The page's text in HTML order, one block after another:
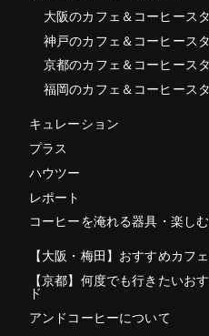
大阪のカフェ＆コーヒース
神戸のカフェ＆コーヒース
京都のカフェ＆コーヒース
福岡のカフェ＆コーヒース
キュレーション
プラス
ハウツー
レポート
コーヒーを淹れる器具・楽し
【大阪・梅田】おすすめカフ
【京都】何度でも行きたいお
ド
アンドコーヒーについて